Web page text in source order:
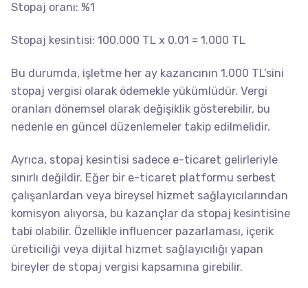
Stopaj oranı: %1
Stopaj kesintisi: 100.000 TL x 0.01 = 1.000 TL
Bu durumda, işletme her ay kazancının 1.000 TL’sini
stopaj vergisi olarak ödemekle yükümlüdür. Vergi
oranları dönemsel olarak değişiklik gösterebilir, bu
nedenle en güncel düzenlemeler takip edilmelidir.
Ayrıca, stopaj kesintisi sadece e-ticaret gelirleriyle
sınırlı değildir. Eğer bir e-ticaret platformu serbest
çalışanlardan veya bireysel hizmet sağlayıcılarından
komisyon alıyorsa, bu kazançlar da stopaj kesintisine
tabi olabilir. Özellikle influencer pazarlaması, içerik
üreticiliği veya dijital hizmet sağlayıcılığı yapan
bireyler de stopaj vergisi kapsamına girebilir.